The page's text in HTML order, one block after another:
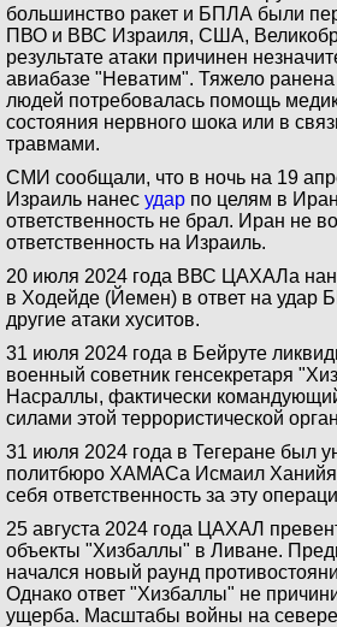
большинство ракет и БПЛА были
ПВО и ВВС Израиля, США,
результате атаки причинен
авиабазе "Неватим". Тяжело ранена
людей потребовалась помощь
состояния нервного шока или в
травмами.
СМИ сообщали, что в ночь на 19
Израиль нанес удар по целям в
ответственность не брал. Иран не
ответственность на Израиль.
20 июля 2024 года ВВС ЦАХАЛа
в Ходейде (Йемен) в ответ на удар
другие атаки хуситов.
31 июля 2024 года в Бейруте
военный советник генсекретаря
Насраллы, фактически
силами этой террористической
31 июля 2024 года в Тегеране был
политбюро ХАМАСа Исмаил Ханийя
себя ответственность за эту
25 августа 2024 года ЦАХАЛ
объекты "Хизбаллы" в Ливане.
начался новый раунд
Однако ответ "Хизбаллы" не
ущерба. Масштабы войны на